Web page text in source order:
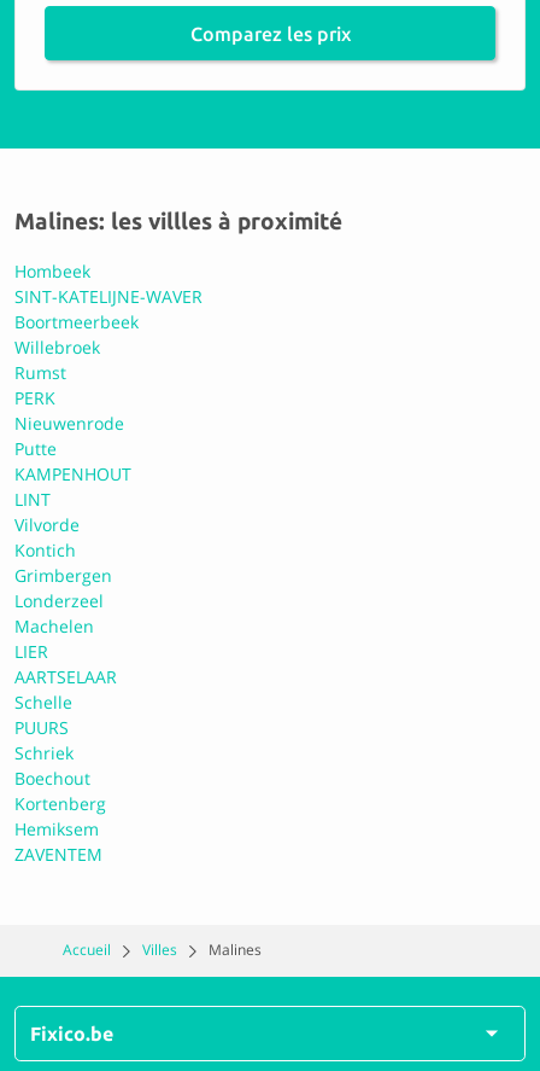
9.2 Parfait
8.9 Excellent
Comparez les prix
Malines: les villles à proximité
Hombeek
SINT-KATELIJNE-WAVER
Boortmeerbeek
Willebroek
Rumst
PERK
Nieuwenrode
Putte
KAMPENHOUT
LINT
Vilvorde
Kontich
Grimbergen
Londerzeel
Machelen
LIER
AARTSELAAR
Schelle
PUURS
Schriek
Boechout
Kortenberg
Hemiksem
ZAVENTEM
Accueil Villes Malines
Fixico.be